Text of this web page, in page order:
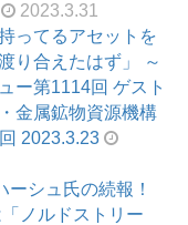
2023.3.31
ってるアセットを
り合えたはず」 ～
ー第1114回 ゲスト
金属鉱物資源機構
2023.3.23
ーシュ氏の続報！
ノルドストリー